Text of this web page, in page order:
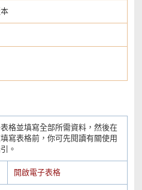
格並填寫全部所需資料，然後在
寫表格前，你可先閱讀有關使用
。
開啟電子表格